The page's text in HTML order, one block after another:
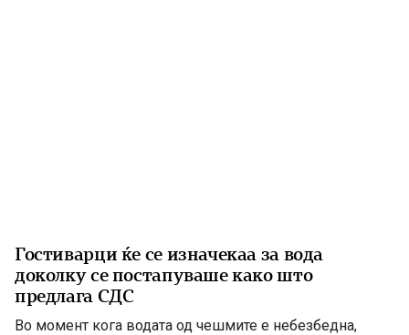
Гостиварци ќе се изначекаа за вода
доколку се постапуваше како што
предлага СДС
Во момент кога водата од чешмите е небезбедна,